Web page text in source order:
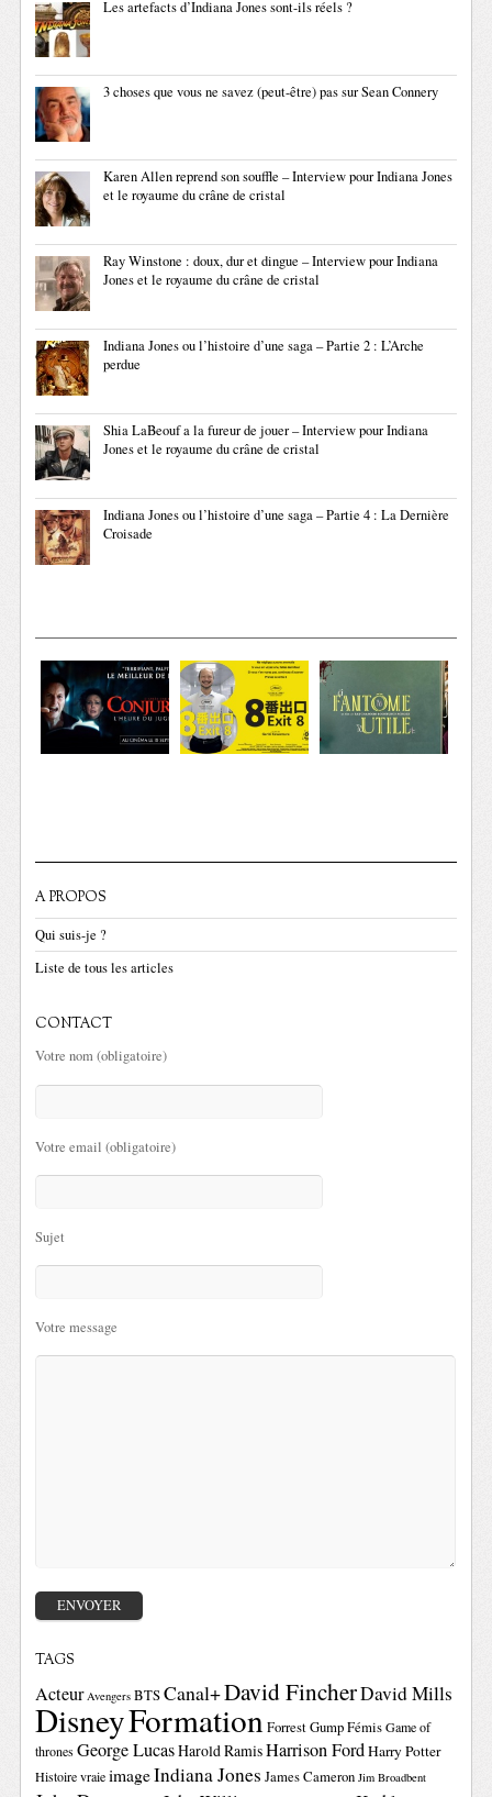
Les artefacts d’Indiana Jones sont-ils réels ?
3 choses que vous ne savez (peut-être) pas sur Sean Connery
Karen Allen reprend son souffle – Interview pour Indiana Jones
et le royaume du crâne de cristal
Ray Winstone : doux, dur et dingue – Interview pour Indiana
Jones et le royaume du crâne de cristal
Indiana Jones ou l’histoire d’une saga – Partie 2 : L’Arche
perdue
Shia LaBeouf a la fureur de jouer – Interview pour Indiana
Jones et le royaume du crâne de cristal
Indiana Jones ou l’histoire d’une saga – Partie 4 : La Dernière
Croisade
A PROPOS
Qui suis-je ?
Liste de tous les articles
CONTACT
Votre nom (obligatoire)
Votre email (obligatoire)
Sujet
Votre message
TAGS
Acteur Avengers BTSCanal+David FincherDavid Mills
DisneyFormationForrest GumpFémis Game of
thrones George LucasHarold RamisHarrison FordHarry Potter
Histoire vraie imageIndiana Jones James Cameron Jim Broadbent